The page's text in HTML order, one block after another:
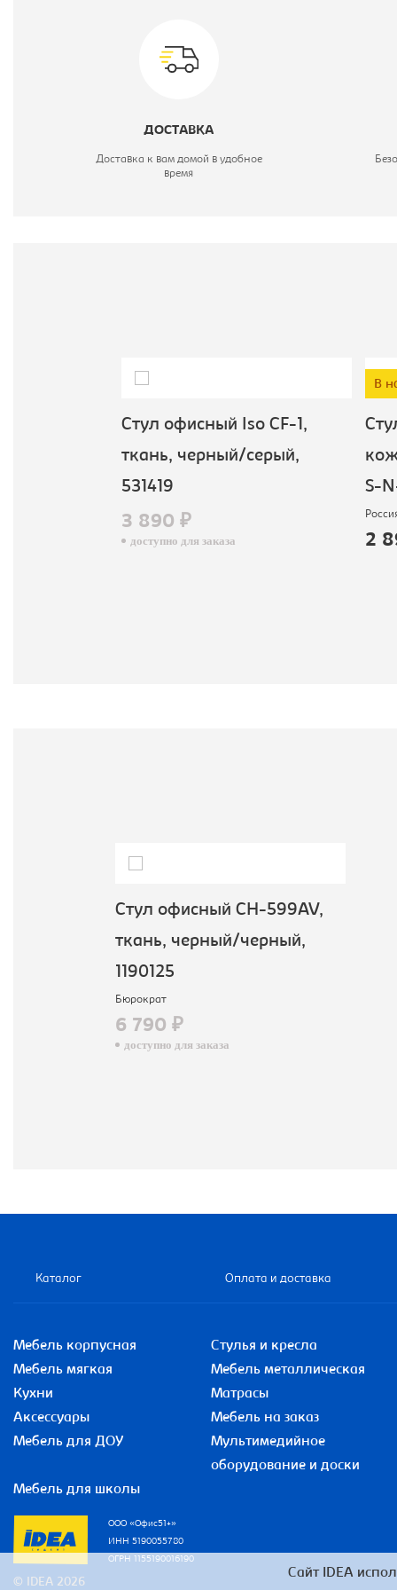
ДОСТАВКА
Доставка к вам домой в удобное
время
Стул офисный Iso CF-1,
ткань, черный/серый,
531419
3 890 ₽
доступно для заказа
В
S-
Россия
2
Стул офисный CH-599AV,
ткань, черный/черный,
1190125
Бюрократ
6 790 ₽
доступно для заказа
Каталог Оплата и доставка
Мебель корпусная
Стулья и кресла
Мебель мягкая
Мебель металлическая
Кухни
Матрасы
Аксессуары
Мебель на заказ
Мебель для ДОУ
Мультимедийное
оборудование и доски
Мебель для школы
© IDEA 2026
ООО «Офис51+»
ИНН 5190055780
ОГРН 1155190016190
Сайт IDEA